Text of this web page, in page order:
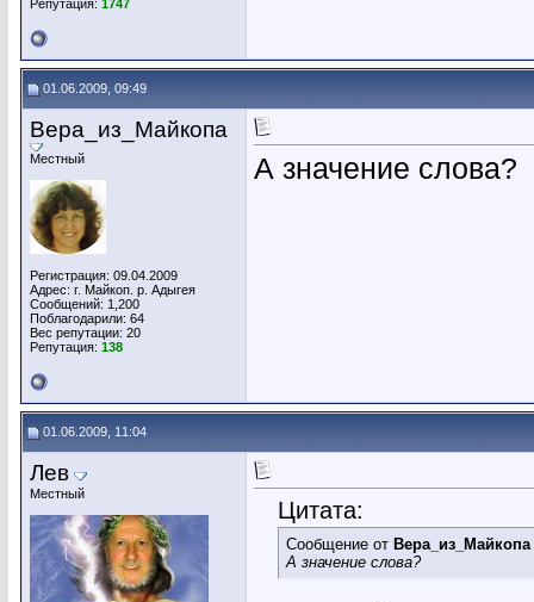
Репутация: 1747
01.06.2009, 09:49
Вера_из_Майкопа
Местный
Регистрация: 09.04.2009
Адрес: г. Майкоп. р. Адыгея
Сообщений: 1,200
Поблагодарили: 64
Вес репутации: 20
Репутация: 138
А значение слова?
01.06.2009, 11:04
Лев
Местный
Цитата:
Сообщение от Вера_из_Майкопа
А значение слова?